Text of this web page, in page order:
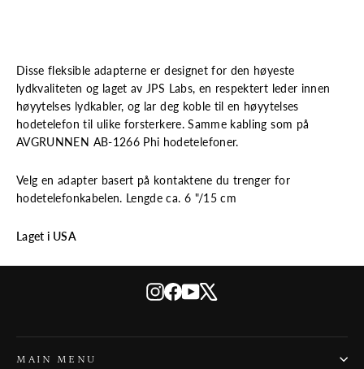
Disse fleksible adapterne er designet for den høyeste
lydkvaliteten og laget av JPS Labs, en respektert leder innen
høyytelses lydkabler, og lar deg koble til en høyytelses
hodetelefon til ulike forsterkere. Samme kabling som på
AVGRUNNEN AB-1266 Phi hodetelefoner.
Velg en adapter basert på kontaktene du trenger for
hodetelefonkabelen. Lengde ca. 6 "/15 cm
Laget i USA
Instagram
Facebook
YouTube
MAIN MENU